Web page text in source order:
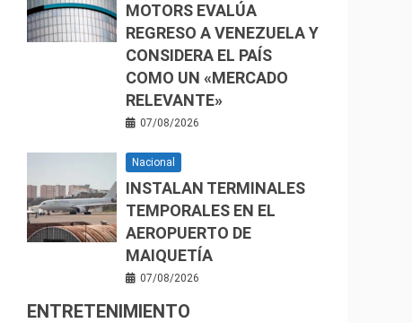
MOTORS EVALÚA
REGRESO A VENEZUELA Y
CONSIDERA EL PAÍS
COMO UN «MERCADO
RELEVANTE»
07/08/2026
Nacional
INSTALAN TERMINALES
TEMPORALES EN EL
AEROPUERTO DE
MAIQUETÍA
07/08/2026
ENTRETENIMIENTO